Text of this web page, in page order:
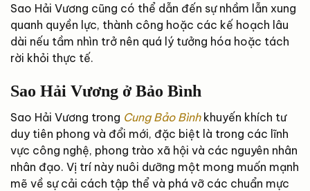
Sao Hải Vương cũng có thể dẫn đến sự nhầm lẫn xung
quanh quyền lực, thành công hoặc các kế hoạch lâu
dài nếu tầm nhìn trở nên quá lý tưởng hóa hoặc tách
rời khỏi thực tế.
Sao Hải Vương ở Bảo Bình
Sao Hải Vương trong Cung Bảo Bìnhkhuyến khích tư
duy tiên phong và đổi mới, đặc biệt là trong các lĩnh
vực công nghệ, phong trào xã hội và các nguyên nhân
nhân đạo. Vị trí này nuôi dưỡng một mong muốn mạnh
mẽ về sự cải cách tập thể và phá vỡ các chuẩn mực